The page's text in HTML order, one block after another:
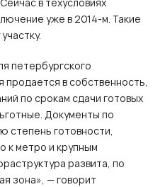
уже в 2014‑м. Такие
петербургского
продается в собственность,
по срокам сдачи готовых
Документы по
степень готовности,
к метро и крупным
развита, по
зона», — говорит